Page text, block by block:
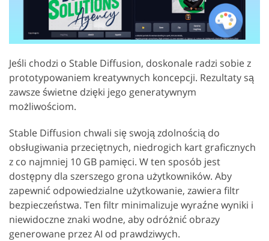
Jeśli chodzi o Stable Diffusion, doskonale radzi sobie z
prototypowaniem kreatywnych koncepcji. Rezultaty są
zawsze świetne dzięki jego generatywnym
możliwościom.
Stable Diffusion chwali się swoją zdolnością do
obsługiwania przeciętnych, niedrogich kart graficznych
z co najmniej 10 GB pamięci. W ten sposób jest
dostępny dla szerszego grona użytkowników. Aby
zapewnić odpowiedzialne użytkowanie, zawiera filtr
bezpieczeństwa. Ten filtr minimalizuje wyraźne wyniki i
niewidoczne znaki wodne, aby odróżnić obrazy
generowane przez AI od prawdziwych.